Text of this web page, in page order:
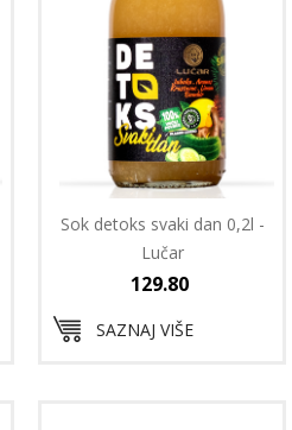
Sok detoks svaki dan 0,2l -
Lučar
129.80
SAZNAJ VIŠE